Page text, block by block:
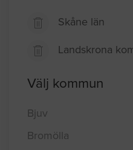
Skåne län
Landskrona
Välj kommun
Bjuv
Bromölla